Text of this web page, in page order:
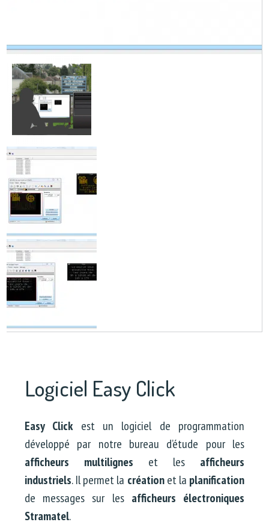
Logiciel Easy Click
Easy Clickest un logiciel de programmation
développé par notre bureau d’étude pour les
afficheurs multilignes et les afficheurs
industriels. Il permet la créationet la planification
de messages sur les afficheurs électroniques
Stramatel.